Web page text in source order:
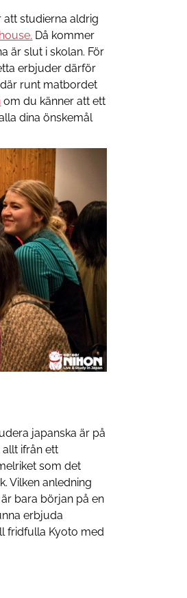
att studierna aldrig
Då kommer
är slut i skolan. För
erbjuder därför
runt matbordet
om du känner att ett
dina önskemål
japanska är på
allt ifrån ett
som det
Vilken anledning
bara början på en
erbjuda
fridfulla Kyoto med